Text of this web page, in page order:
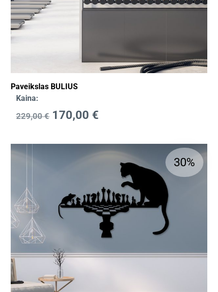
Paveikslas BULIUS
Kaina:
229,00€ 170,00 €
30%